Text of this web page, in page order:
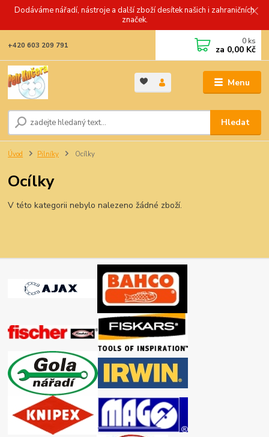
Dodáváme nářadí, nástroje a další zboží desítek našich i zahraničních
značek.
Menu
Hledat
+420 603 209 791 0 ks
za 0,00 Kč
Úvod Pilníky Ocílky
Ocílky
V této kategorii nebylo nalezeno žádné zboží.